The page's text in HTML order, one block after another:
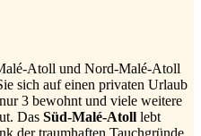
Atoll und Nord-Malé-Atoll
sich auf einen privaten Urlaub
3 bewohnt und viele weitere
Das Süd-Malé-Atoll lebt